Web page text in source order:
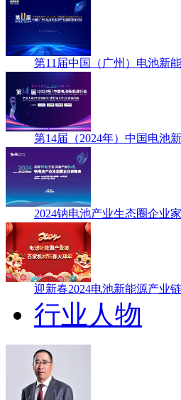
第11届中国（广州）电池新
第14届（2024年）中国电池
2024钠电池产业生态圈企业
迎新春2024电池新能源产业
行业人物